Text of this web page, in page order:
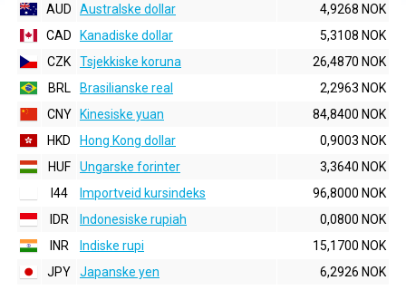
AUD
Australske dollar
4,9268 NOK
CAD
Kanadiske dollar
5,3108 NOK
CZK
Tsjekkiske koruna
26,4870 NOK
BRL
Brasilianske real
2,2963 NOK
CNY
Kinesiske yuan
84,8400 NOK
HKD
Hong Kong dollar
0,9003 NOK
HUF
Ungarske forinter
3,3640 NOK
I44
Importveid kursindeks
96,8000 NOK
IDR
Indonesiske rupiah
0,0800 NOK
INR
Indiske rupi
15,1700 NOK
JPY
Japanske yen
6,2926 NOK